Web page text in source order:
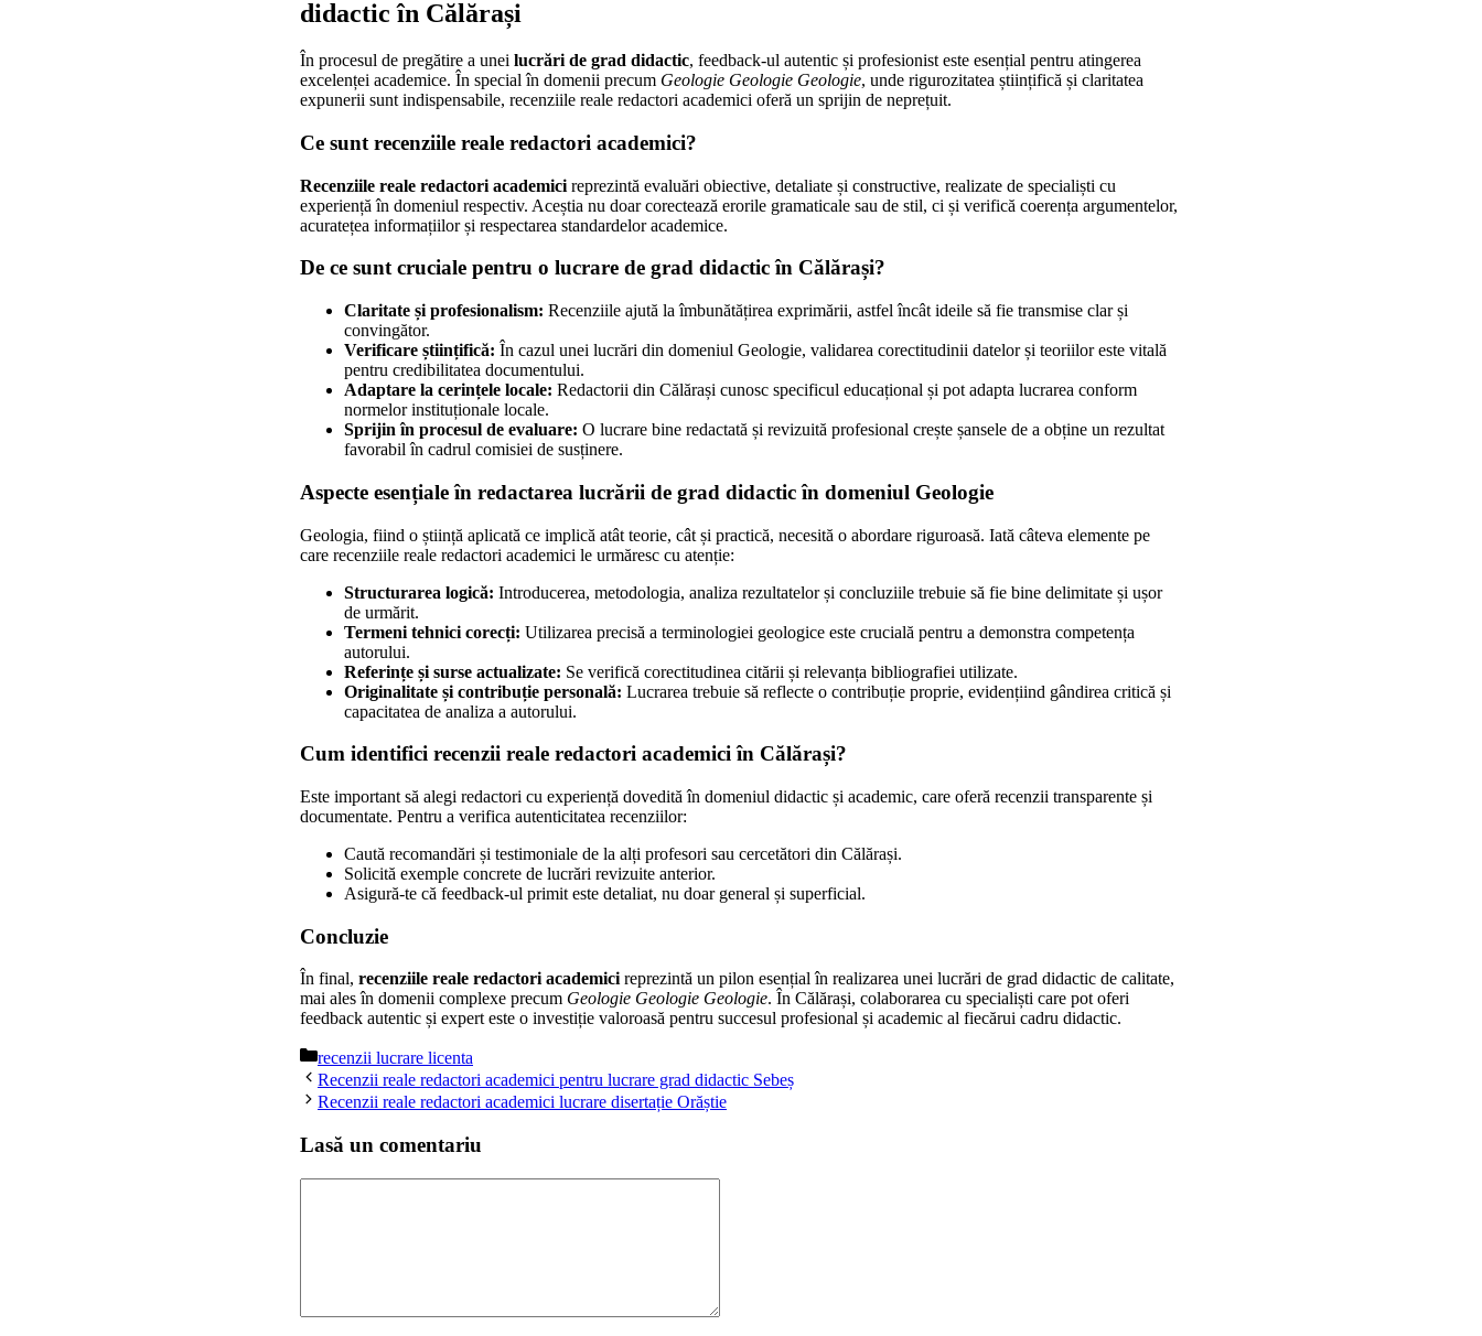
didactic în Călărași
În procesul de pregătire a unei lucrări de grad didactic, feedback-ul autentic și profesionist este esențial pentru atingerea
excelenței academice. În special în domenii precum Geologie Geologie Geologie, unde rigurozitatea științifică și claritatea
expunerii sunt indispensabile, recenziile reale redactori academici oferă un sprijin de neprețuit.
Ce sunt recenziile reale redactori academici?
Recenziile reale redactori academici reprezintă evaluări obiective, detaliate și constructive, realizate de specialiști cu
experiență în domeniul respectiv. Aceștia nu doar corectează erorile gramaticale sau de stil, ci și verifică coerența argumentelor,
acuratețea informațiilor și respectarea standardelor academice.
De ce sunt cruciale pentru o lucrare de grad didactic în Călărași?
Claritate și profesionalism: Recenziile ajută la îmbunătățirea exprimării, astfel încât ideile să fie transmise clar și
convingător.
Verificare științifică: În cazul unei lucrări din domeniul Geologie, validarea corectitudinii datelor și teoriilor este vitală
pentru credibilitatea documentului.
Adaptare la cerințele locale: Redactorii din Călărași cunosc specificul educațional și pot adapta lucrarea conform
normelor instituționale locale.
Sprijin în procesul de evaluare: O lucrare bine redactată și revizuită profesional crește șansele de a obține un rezultat
favorabil în cadrul comisiei de susținere.
Aspecte esențiale în redactarea lucrării de grad didactic în domeniul Geologie
Geologia, fiind o știință aplicată ce implică atât teorie, cât și practică, necesită o abordare riguroasă. Iată câteva elemente pe
care recenziile reale redactori academici le urmăresc cu atenție:
Structurarea logică: Introducerea, metodologia, analiza rezultatelor și concluziile trebuie să fie bine delimitate și ușor
de urmărit.
Termeni tehnici corecți: Utilizarea precisă a terminologiei geologice este crucială pentru a demonstra competența
autorului.
Referințe și surse actualizate: Se verifică corectitudinea citării și relevanța bibliografiei utilizate.
Originalitate și contribuție personală: Lucrarea trebuie să reflecte o contribuție proprie, evidențiind gândirea critică și
capacitatea de analiza a autorului.
Cum identifici recenzii reale redactori academici în Călărași?
Este important să alegi redactori cu experiență dovedită în domeniul didactic și academic, care oferă recenzii transparente și
documentate. Pentru a verifica autenticitatea recenziilor:
Caută recomandări și testimoniale de la alți profesori sau cercetători din Călărași.
Solicită exemple concrete de lucrări revizuite anterior.
Asigură-te că feedback-ul primit este detaliat, nu doar general și superficial.
Concluzie
În final, recenziile reale redactori academicireprezintă un pilon esențial în realizarea unei lucrări de grad didactic de calitate,
mai ales în domenii complexe precum Geologie Geologie Geologie. În Călărași, colaborarea cu specialiști care pot oferi
feedback autentic și expert este o investiție valoroasă pentru succesul profesional și academic al fiecărui cadru didactic.
Categorii
recenzii lucrare licenta
Recenzii reale redactori academici pentru lucrare grad didactic Sebeș
Recenzii reale redactori academici lucrare disertație Orăștie
Lasă un comentariu